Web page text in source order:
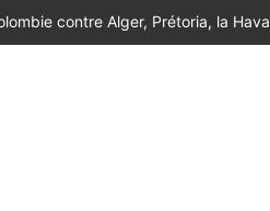
leur entrée en lice [Vidéo]